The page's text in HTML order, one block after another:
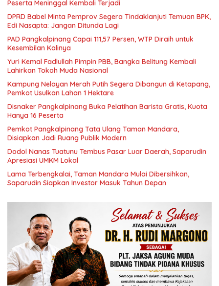
Peserta Meninggal Kembali Terjadi
DPRD Babel Minta Pemprov Segera Tindaklanjuti Temuan BPK,
Edi Nasapta: Jangan Ditunda Lagi
PAD Pangkalpinang Capai 111,57 Persen, WTP Diraih untuk
Kesembilan Kalinya
Yuri Kemal Fadlullah Pimpin PBB, Bangka Belitung Kembali
Lahirkan Tokoh Muda Nasional
Kampung Nelayan Merah Putih Segera Dibangun di Ketapang,
Pemkot Usulkan Lahan 1 Hektare
Disnaker Pangkalpinang Buka Pelatihan Barista Gratis, Kuota
Hanya 16 Peserta
Pemkot Pangkalpinang Tata Ulang Taman Mandara,
Disiapkan Jadi Ruang Publik Modern
Dodol Nanas Tuatunu Tembus Pasar Luar Daerah, Saparudin
Apresiasi UMKM Lokal
Lama Terbengkalai, Taman Mandara Mulai Dibersihkan,
Saparudin Siapkan Investor Masuk Tahun Depan